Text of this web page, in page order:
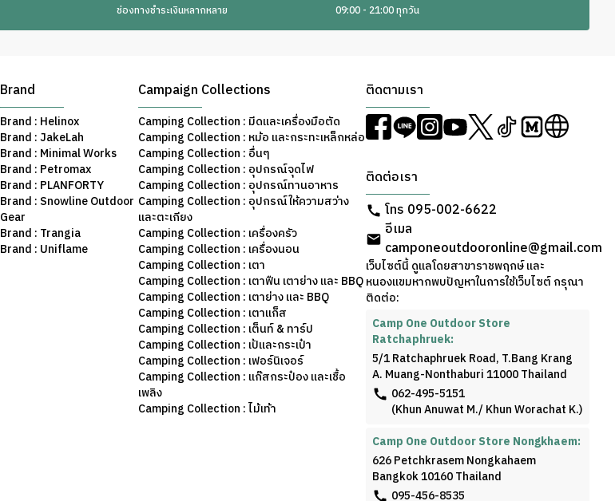
ช่องทางชำระเงินหลากหลาย 09:00 - 21:00 ทุกวัน
Brand
Brand : Helinox
Brand : JakeLah
Brand : Minimal Works
Brand : Petromax
Brand : PLANFORTY
Brand : Snowline Outdoor
Gear
Brand : Trangia
Brand : Uniflame
Campaign Collections
Camping Collection : มีดและเครื่องมือตัด
Camping Collection : หม้อ และกระทะเหล็กหล่อ
Camping Collection : อื่นๆ
Camping Collection : อุปกรณ์จุดไฟ
Camping Collection : อุปกรณ์ทานอาหาร
Camping Collection : อุปกรณ์ให้ความสว่าง
และตะเกียง
Camping Collection : เครื่องครัว
Camping Collection : เครื่องนอน
Camping Collection : เตา
Camping Collection : เตาฟืน เตาย่าง และ BBQ
Camping Collection : เตาย่าง และ BBQ
Camping Collection : เตาแก็ส
Camping Collection : เต็นท์ & ทาร์ป
Camping Collection : เป้และกระเป๋า
Camping Collection : เฟอร์นิเจอร์
Camping Collection : แก๊สกระป๋อง และเชื้อ
เพลิง
Camping Collection : ไม้เท้า
ติดตามเรา
ติดต่อเรา
โทร 095-002-6622
อีเมล
camponeoutdooronline@gmail.com
เว็บไซต์นี้ ดูแลโดยสาขาราชพฤกษ์ และ
หนองแขมหากพบปัญหาในการใช้เว็บไซต์ กรุณา
ติดต่อ:
Camp One Outdoor Store
Ratchaphruek:
5/1 Ratchaphruek Road, T.Bang Krang
A. Muang-Nonthaburi 11000 Thailand
062-495-5151
(Khun Anuwat M./ Khun Worachat K.)
Camp One Outdoor Store Nongkhaem:
626 Petchkrasem Nongkahaem
Bangkok 10160 Thailand
095-456-8535